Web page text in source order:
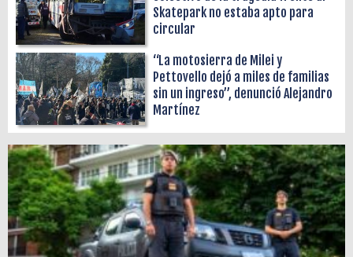
Skatepark no estaba apto para
circular
“La motosierra de Milei y
Pettovello dejó a miles de familias
sin un ingreso”, denunció Alejandro
Martínez